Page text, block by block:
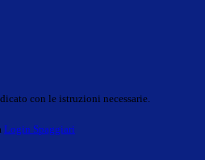
con le istruzioni necessarie.
Login Spaggiari